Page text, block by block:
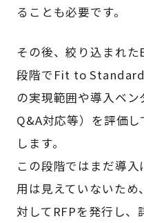
ることも必要です。
その後、絞り込まれた
段階でFit to Standard
の実現範囲や導入ベン
Q&A対応等）を評価
します。
この段階ではまだ導
用は見えていないた
対してRFPを発行し、